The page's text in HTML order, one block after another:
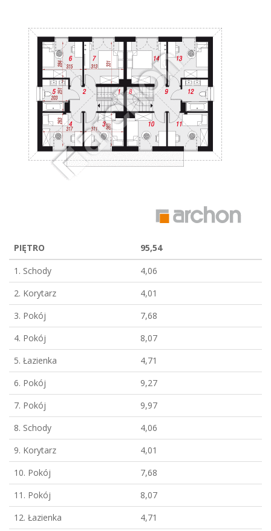
PIĘTRO
95,54
1. Schody
4,06
2. Korytarz
4,01
3. Pokój
7,68
4. Pokój
8,07
5. Łazienka
4,71
6. Pokój
9,27
7. Pokój
9,97
8. Schody
4,06
9. Korytarz
4,01
10. Pokój
7,68
11. Pokój
8,07
12. Łazienka
4,71